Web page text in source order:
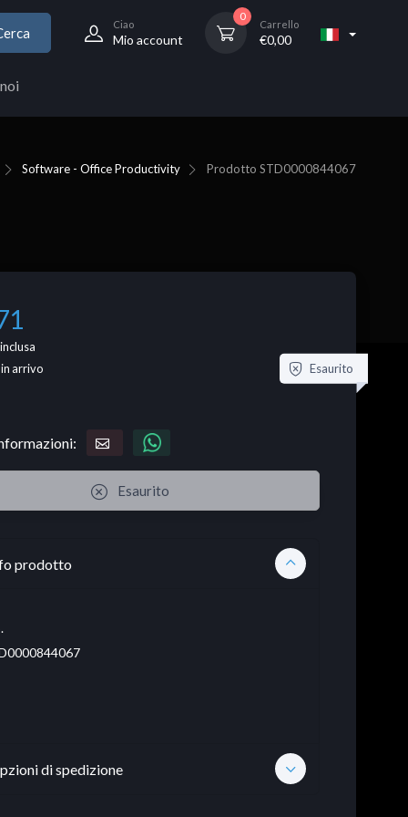
Ciao
Mio account
0
Carrello
€0,00
Software - Office Productivity Prodotto STD0000844067
arrivo
Esaurito
Esaurito
prodotto
di spedizione